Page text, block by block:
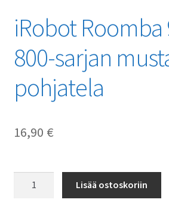
iRobot Roomba
800-sarjan
pohjatela
16,90 €
Lisää ostoskoriin